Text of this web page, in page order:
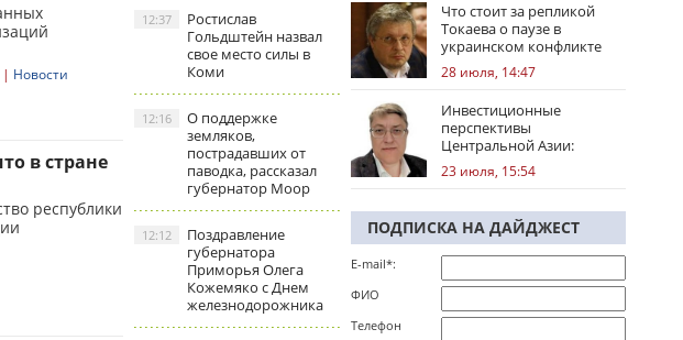
| Новости
в стране
республики
Ростислав
Гольдштейн назвал
свое место силы в
Коми
12:37
О поддержке
земляков,
пострадавших от
паводка, рассказал
губернатор Моор
12:16
Поздравление
губернатора
Приморья Олега
Кожемяко с Днем
железнодорожника
12:12
Что стоит за репликой
Токаева о паузе в
украинском конфликте
28 июля, 14:47
Инвестиционные
перспективы
Центральной Азии:
региональные тренды
23 июля, 15:54
ПОДПИСКА НА ДАЙДЖЕСТ
E-mail*:
ФИО
Телефон